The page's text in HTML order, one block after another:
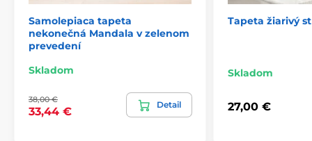
2) Fototapety s úpravou motívu podľa rozmeru
veľkosti, čo môže viesť k jeho miernemu orezaniu. Po
pozrieť presný náhľad. Každá tapeta sa skladá z pásov
širokých 49 cm.
Samolepiaca tapeta
nekonečná Mandala v zelenom
prevedení
Skladom
38,00 €
33,44 €
Detail
Tapeta žiarivý
Skladom
27,00 €